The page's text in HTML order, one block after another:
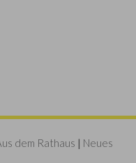
dem Rathaus | Neues